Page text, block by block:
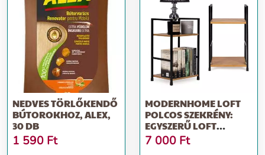
NEDVES TÖRLŐKENDŐ
BÚTOROKHOZ, ALEX,
30 DB
1 590 Ft
MODERNHOME LOFT
POLCOS SZEKRÉNY:
EGYSZERŰ LOFT
DIZÁJN, 2 FUNKCION...
7 000 Ft